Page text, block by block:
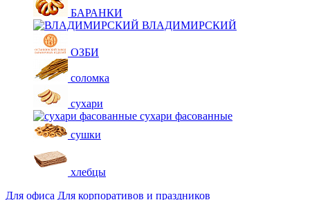
БАРАНКИ
ВЛАДИМИРСКИЙ
ОЗБИ
соломка
сухари
сухари фасованные
сушки
хлебцы
Для офиса Для корпоративов и праздников